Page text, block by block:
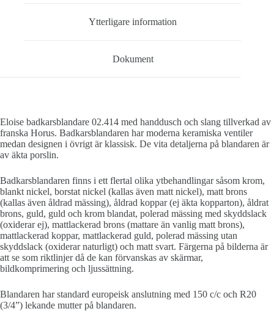
Ytterligare information
Dokument
Eloise badkarsblandare 02.414 med handdusch och slang tillverkad av
franska Horus. Badkarsblandaren har moderna keramiska ventiler
medan designen i övrigt är klassisk. De vita detaljerna på blandaren är
av äkta porslin.
Badkarsblandaren finns i ett flertal olika ytbehandlingar såsom krom,
blankt nickel, borstat nickel (kallas även matt nickel), matt brons
(kallas även åldrad mässing), åldrad koppar (ej äkta kopparton), åldrat
brons, guld, guld och krom blandat, polerad mässing med skyddslack
(oxiderar ej), mattlackerad brons (mattare än vanlig matt brons),
mattlackerad koppar, mattlackerad guld, polerad mässing utan
skyddslack (oxiderar naturligt) och matt svart. Färgerna på bilderna är
att se som riktlinjer då de kan förvanskas av skärmar,
bildkomprimering och ljussättning.
Blandaren har standard europeisk anslutning med 150 c/c och R20
(3/4”) lekande mutter på blandaren.